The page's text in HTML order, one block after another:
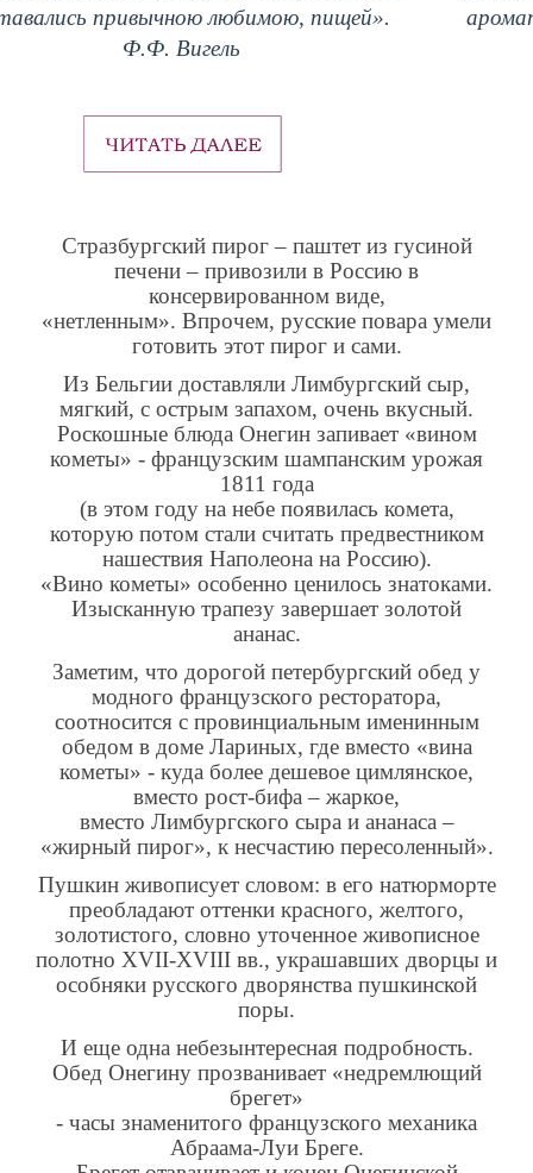
привычною любимою, пищей».
Ф.Ф. Вигель
Стразбургский пирог – паштет из гусиной
печени – привозили в Россию в
консервированном виде,
«нетленным». Впрочем, русские повара умели
готовить этот пирог и сами.
Из Бельгии доставляли Лимбургский сыр,
мягкий, с острым запахом, очень вкусный.
Роскошные блюда Онегин запивает «вином
кометы» - французским шампанским урожая
1811 года
(в этом году на небе появилась комета,
которую потом стали считать предвестником
нашествия Наполеона на Россию).
«Вино кометы» особенно ценилось знатоками.
Изысканную трапезу завершает золотой
ананас.
Заметим, что дорогой петербургский обед у
модного французского ресторатора,
соотносится с провинциальным именинным
обедом в доме Лариных, где вместо «вина
кометы» - куда более дешевое цимлянское,
вместо рост-бифа – жаркое,
вместо Лимбургского сыра и ананаса –
«жирный пирог», к несчастию пересоленный».
Пушкин живописует словом: в его натюрморте
преобладают оттенки красного, желтого,
золотистого, словно уточенное живописное
полотно XVII-XVIII вв., украшавших дворцы и
особняки русского дворянства пушкинской
поры.
И еще одна небезынтересная подробность.
Обед Онегину прозванивает «недремлющий
брегет»
- часы знаменитого французского механика
Абраама-Луи Бреге.